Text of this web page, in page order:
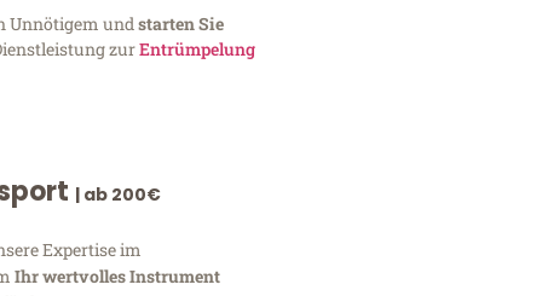
Unnötigem und starten Sie
zurEntrümpelung
| ab 200€
Expertise im
Ihr wertvolles Instrument